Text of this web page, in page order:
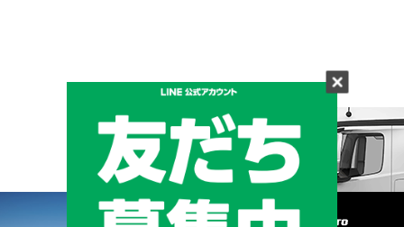
メーカーと形状から探す
BRAND & TYPE